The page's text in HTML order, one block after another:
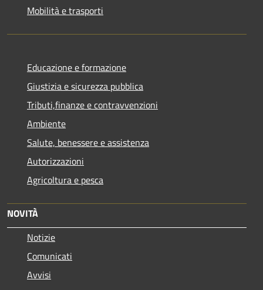
Mobilità e trasporti
Educazione e formazione
Giustizia e sicurezza pubblica
Tributi,finanze e contravvenzioni
Ambiente
Salute, benessere e assistenza
Autorizzazioni
Agricoltura e pesca
NOVITÀ
Notizie
Comunicati
Avvisi